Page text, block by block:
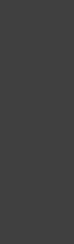
der
in modernen
verbinden und
Diese Türen
Wand integrieren
flächenbündige
hervorstehenden
nicht unterbrechen.
für die
und Offenheit
wichtig wie ihr
um die
um eine